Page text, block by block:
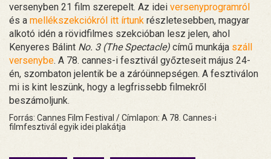
versenyben 21 film szerepelt. Az idei versenyprogramról
és a mellékszekciókról itt írtunk részletesebben, magyar
alkotó idén a rövidfilmes szekcióban lesz jelen, ahol
Kenyeres Bálint No. 3 (The Spectacle) című munkája száll
versenybe. A 78. cannes-i fesztivál győzteseit május 24-
én, szombaton jelentik be a záróünnepségen. A fesztiválon
mi is kint leszünk, hogy a legfrissebb filmekről
beszámoljunk.
Forrás: Cannes Film Festival / Címlapon: A 78. Cannes-i
filmfesztivál egyik idei plakátja